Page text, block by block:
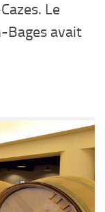
Le
Bages avait